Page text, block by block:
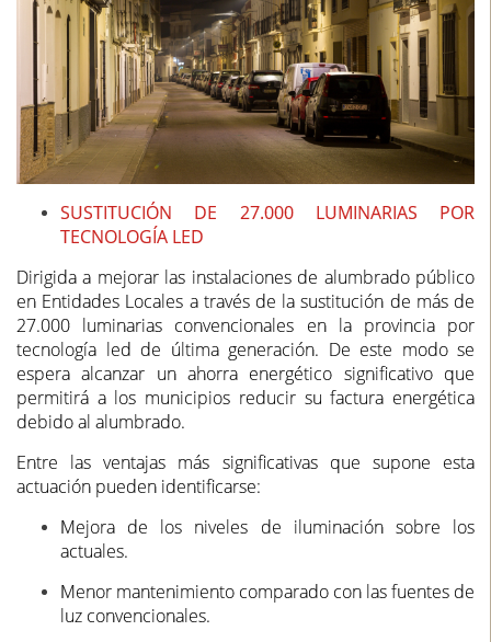
SUSTITUCIÓN DE 27.000 LUMINARIAS POR
TECNOLOGÍA LED
Dirigida a mejorar las instalaciones de alumbrado público
en Entidades Locales a través de la sustitución de más de
27.000 luminarias convencionales en la provincia por
tecnología led de última generación. De este modo se
espera alcanzar un ahorra energético significativo que
permitirá a los municipios reducir su factura energética
debido al alumbrado.
Entre las ventajas más significativas que supone esta
actuación pueden identificarse:
Mejora de los niveles de iluminación sobre los
actuales.
Menor mantenimiento comparado con las fuentes de
luz convencionales.